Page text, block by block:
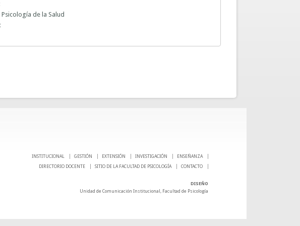
de la Salud
INSTITUCIONAL GESTIÓN EXTENSIÓN INVESTIGACIÓN
ENSEÑANZA
DIRECTORIO DOCENTE
SITIO DE LA FACULTAD DE PSICOLOGÍA CONTACTO
DISEÑO
Unidad de Comunicación Institucional, Facultad de Psicología